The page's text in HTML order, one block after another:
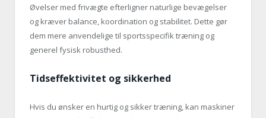
Øvelser med frivægte efterligner naturlige bevægelser
og kræver balance, koordination og stabilitet. Dette gør
dem mere anvendelige til sportsspecifik træning og
generel fysisk robusthed.
Tidseffektivitet og sikkerhed
Hvis du ønsker en hurtig og sikker træning, kan maskiner